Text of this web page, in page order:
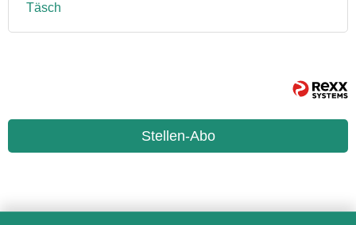
Täsch
Stellen-Abo